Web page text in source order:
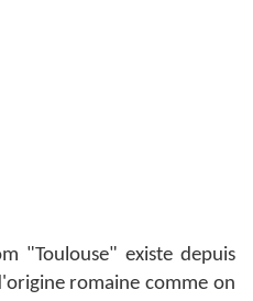
"Toulouse" existe depuis
romaine comme on